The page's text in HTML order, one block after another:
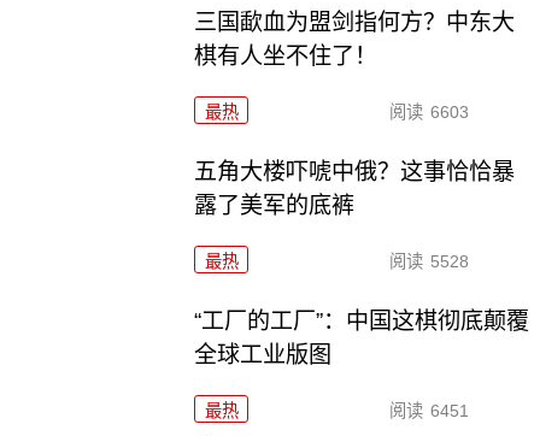
三国歃血为盟剑指何方？中东大
棋有人坐不住了！
最热 阅读 6603
五角大楼吓唬中俄？这事恰恰暴
露了美军的底裤
最热 阅读 5528
“工厂的工厂”：中国这棋彻底颠覆
全球工业版图
最热 阅读 6451